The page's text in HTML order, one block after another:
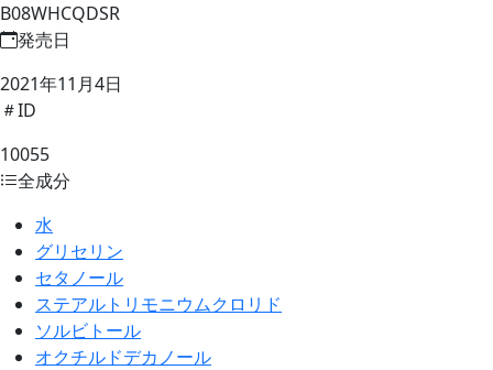
B08WHCQDSR
発売日
2021年11月4日
ID
10055
全成分
水
グリセリン
セタノール
ステアルトリモニウムクロリド
ソルビトール
オクチルドデカノール